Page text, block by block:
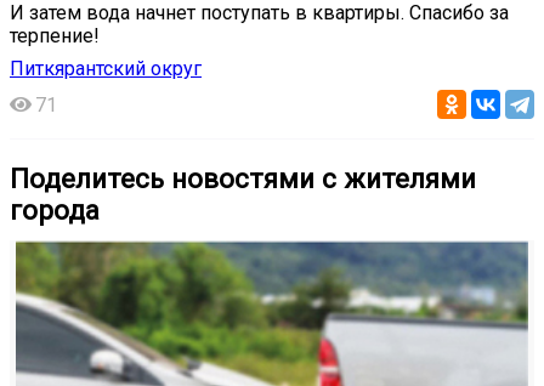
И затем вода начнет поступать в квартиры. Спасибо за
терпение!
Питкярантский округ
71
Поделитесь новостями с жителями
города